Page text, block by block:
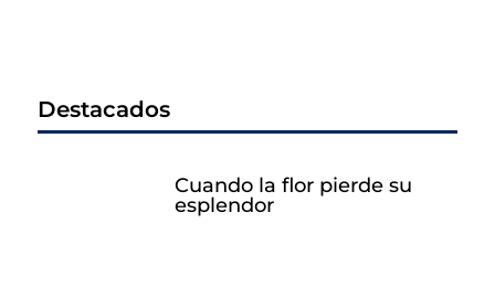
Destacados
Cuando la flor pierde su
esplendor